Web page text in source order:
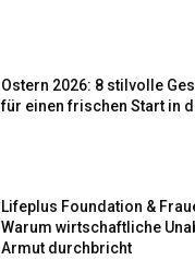
Ostern 2026: 8 stilvolle
für einen frischen Start in
Lifeplus Foundation &
Warum wirtschaftliche
Armut durchbricht